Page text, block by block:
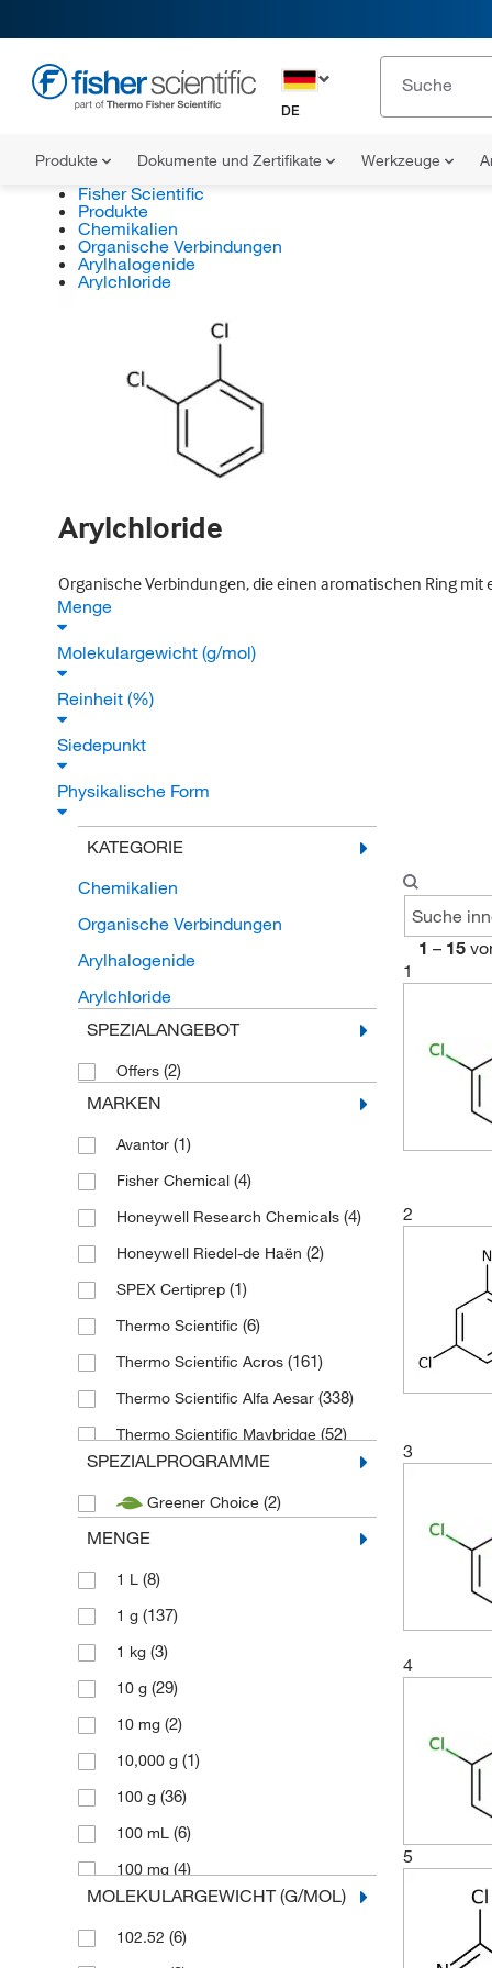
DE
Produkte Dokumente und Zertifikate Werkzeuge
Fisher Scientific
Produkte
Chemikalien
Organische Verbindungen
Arylhalogenide
Arylchloride
Arylchloride
Organische Verbindungen, die einen aromatischen Ring
Menge
Molekulargewicht (g/mol)
Reinheit (%)
Siedepunkt
Physikalische Form
KATEGORIE
Chemikalien
Organische Verbindungen
Arylhalogenide
Arylchloride
SPEZIALANGEBOT
Offers (2)
MARKEN
Avantor (1)
Fisher Chemical (4)
Honeywell Research Chemicals (4)
Honeywell Riedel-de Haën (2)
SPEX Certiprep (1)
Thermo Scientific (6)
Thermo Scientific Acros (161)
Thermo Scientific Alfa Aesar (338)
Thermo Scientific Maybridge (52)
Toronto Research Chemicals
SPEZIALPROGRAMME
Greener Choice (2)
MENGE
1 L (8)
1 g (137)
1 kg (3)
10 g (29)
10 mg (2)
10,000 g (1)
100 g (36)
100 mL (6)
100 mg (4)
1000 g(4)
1 l(3)
MOLEKULARGEWICHT (G/MOL)
102.52 (6)
1 – 15
1
2
3
4
5